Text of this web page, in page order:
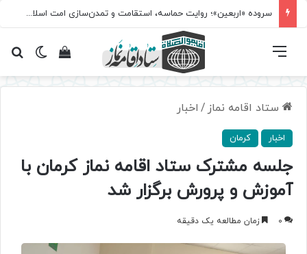
سروده‌ «اربعین»؛ روایت حماسه، استقامت و تمدن‌سازی امت اسلامی
تغییرمشاهده فهرست
ستاد اقامه نماز / اخبار
اخبار کرمان
جلسه مشترک ستاد اقامه نماز کرمان با
آموزش و پرورش برگزار شد
0 زمان مطالعه یک دقیقه